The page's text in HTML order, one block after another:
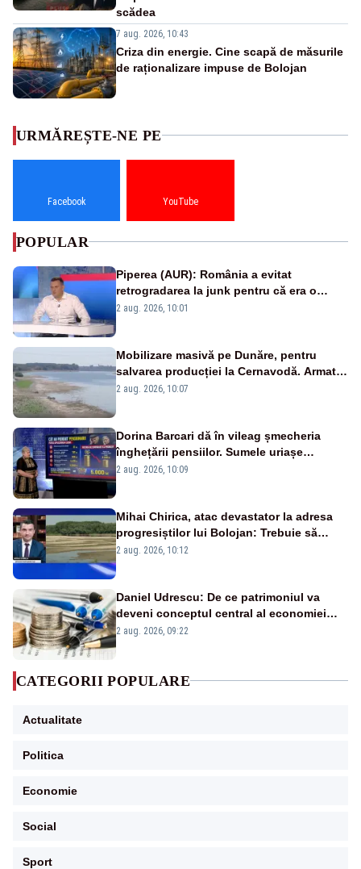
scădea
7 aug. 2026, 10:43
Criza din energie. Cine scapă de măsurile
de raționalizare impuse de Bolojan
URMĂREȘTE-NE PE
Facebook YouTube
POPULAR
Piperea (AUR): România a evitat
retrogradarea la junk pentru că era o
catastrofă pentru bănci și fondurile de
2 aug. 2026, 10:01
Mobilizare masivă pe Dunăre, pentru
salvarea producției la Cernavodă. Armata
va detona o stâncă și va devia apa
2 aug. 2026, 10:07
Dorina Barcari dă în vileag șmecheria
înghețării pensiilor. Sumele uriașe
pierdute de fiecare român
2 aug. 2026, 10:09
Mihai Chirica, atac devastator la adresa
progresiștilor lui Bolojan: Trebuie să
protejăm și natura, dar nu șținem omaneii
2 aug. 2026, 10:12
Daniel Udrescu: De ce patrimoniul va
deveni conceptul central al economiei
viitoare?
2 aug. 2026, 09:22
CATEGORII POPULARE
Actualitate
Politica
Economie
Social
Sport